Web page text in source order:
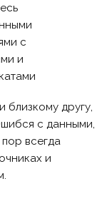
с
и
близкому другу,
с данными,
всегда
и